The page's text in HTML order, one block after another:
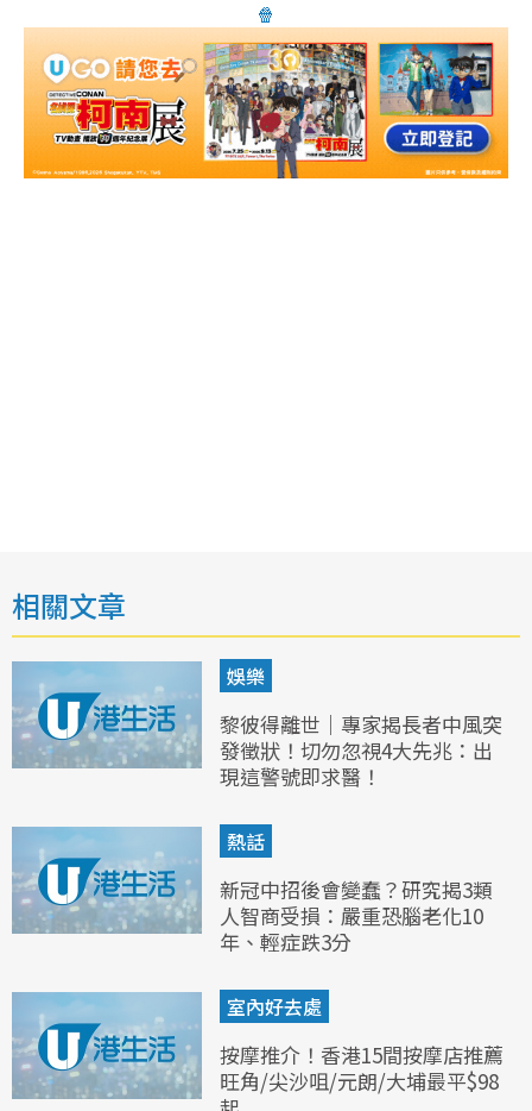
🍿
相關文章
娛樂
黎彼得離世｜專家揭長者中風突
發徵狀！切勿忽視4大先兆：出
現這警號即求醫！
熱話
新冠中招後會變蠢？研究揭3類
人智商受損：嚴重恐腦老化10
年、輕症跌3分
室內好去處
按摩推介！香港15間按摩店推薦
旺角/尖沙咀/元朗/大埔最平$98